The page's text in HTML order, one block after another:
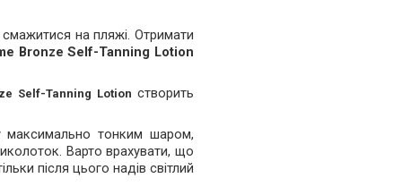
на пляжі. Отримати
Bronze Self-Tanning Lotion
Self-Tanning Lotionстворить
максимально тонким шаром,
Варто врахувати, що
після цього надів світлий